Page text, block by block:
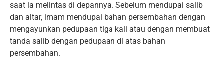
saat ia melintas di depannya. Sebelum mendupai salib
dan altar, imam mendupai bahan persembahan dengan
mengayunkan pedupaan tiga kali atau dengan membuat
tanda salib dengan pedupaan di atas bahan
persembahan.